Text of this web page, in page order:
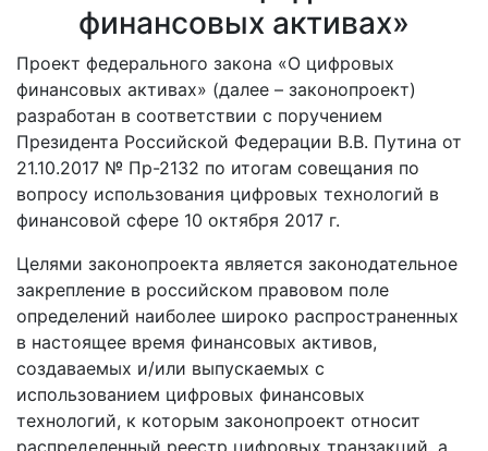
финансовых активах»
Проект федерального закона «О цифровых
финансовых активах» (далее – законопроект)
разработан в соответствии с поручением
Президента Российской Федерации В.В. Путина от
21.10.2017 № Пр-2132 по итогам совещания по
вопросу использования цифровых технологий в
финансовой сфере 10 октября 2017 г.
Целями законопроекта является законодательное
закрепление в российском правовом поле
определений наиболее широко распространенных
в настоящее время финансовых активов,
создаваемых и/или выпускаемых с
использованием цифровых финансовых
технологий, к которым законопроект относит
распределенный реестр цифровых транзакций, а